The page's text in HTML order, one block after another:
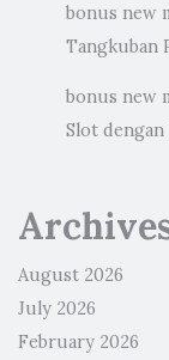
bonus new
Tangkuban
bonus new
Slot
August 2026
July 2026
February 2026